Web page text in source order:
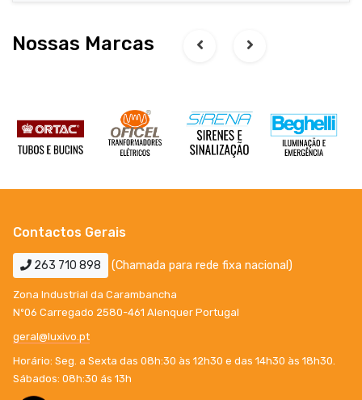
Nossas Marcas
Contactos Gerais
263 710 898 (Chamada para rede fixa nacional)
Zona Industrial da Carambancha
Nº06 Carregado 2580-461 Alenquer Portugal
geral@luxivo.pt
Horário: Seg. a Sexta das 08h:30 às 12h30 e das 14h30 às 18h30.
Sábados: 08h:30 ás 13h